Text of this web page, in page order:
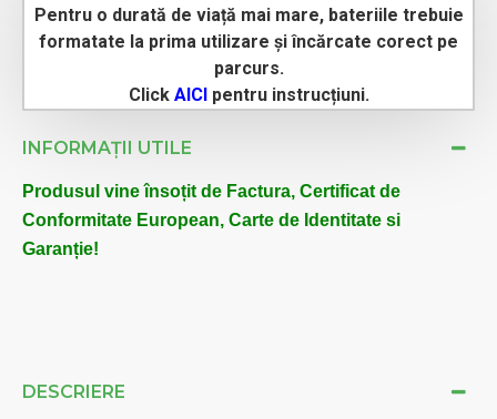
DESCRIERE
Pentru o durată de viață mai mare, bateriile trebuie
formatate la prima utilizare și încărcate corect pe
parcurs.
Click AICIpentru instrucțiuni.
INFORMAȚII UTILE
Produsul vine însoțit de Factura, Certificat de
Conformitate European, Carte de Identitate si
Garanție!